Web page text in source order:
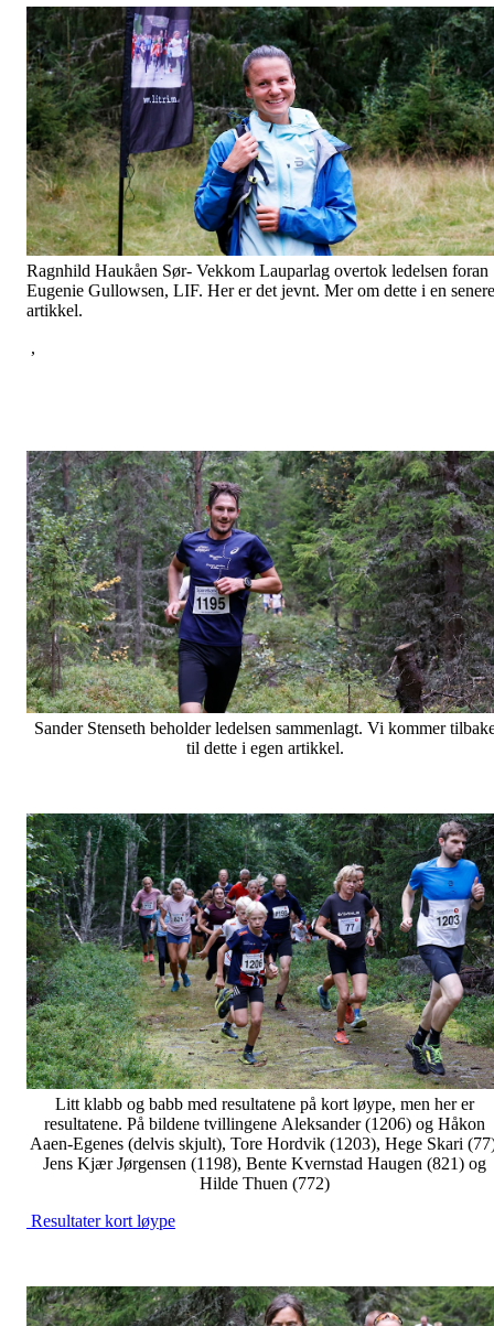
Ragnhild Haukåen Sør- Vekkom Lauparlag overtok ledelsen foran
Eugenie Gullowsen, LIF. Her er det jevnt. Mer om dette i en senere
artikkel.
,
Sander Stenseth beholder ledelsen sammenlagt. Vi kommer
til dette i egen artikkel.
Litt klabb og babb med resultatene på kort løype, men her er
resultatene. På bildene tvillingene Aleksander (1206) og Håkon
Aaen-Egenes (delvis skjult), Tore Hordvik (1203), Hege Skari
Jens Kjær Jørgensen (1198), Bente Kvernstad Haugen (821) og
Hilde Thuen (772)
Resultater kort løype